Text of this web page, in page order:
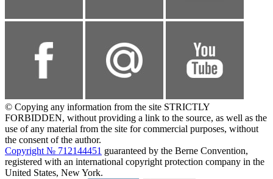
© Copying any information from the site STRICTLY
FORBIDDEN, without providing a link to the source, as well as the
use of any material from the site for commercial purposes, without
the consent of the author.
Copyright № 712144451 guaranteed by the Berne Convention,
registered with an international copyright protection company in the
United States, New York.